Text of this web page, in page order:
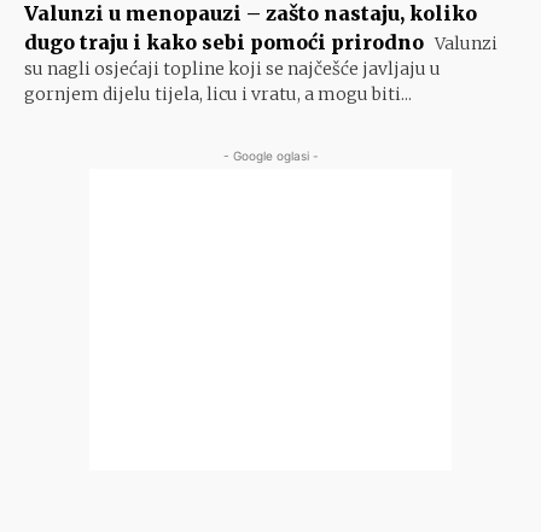
Valunzi u menopauzi – zašto nastaju, koliko
dugo traju i kako sebi pomoći prirodno Valunzi
su nagli osjećaji topline koji se najčešće javljaju u
gornjem dijelu tijela, licu i vratu, a mogu biti...
- Google oglasi -